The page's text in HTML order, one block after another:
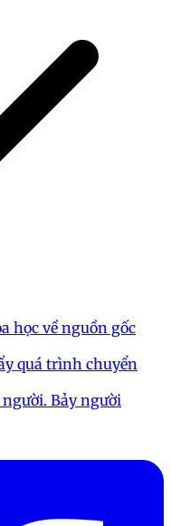
học về nguồn gốc
quá trình chuyển
Bảy người